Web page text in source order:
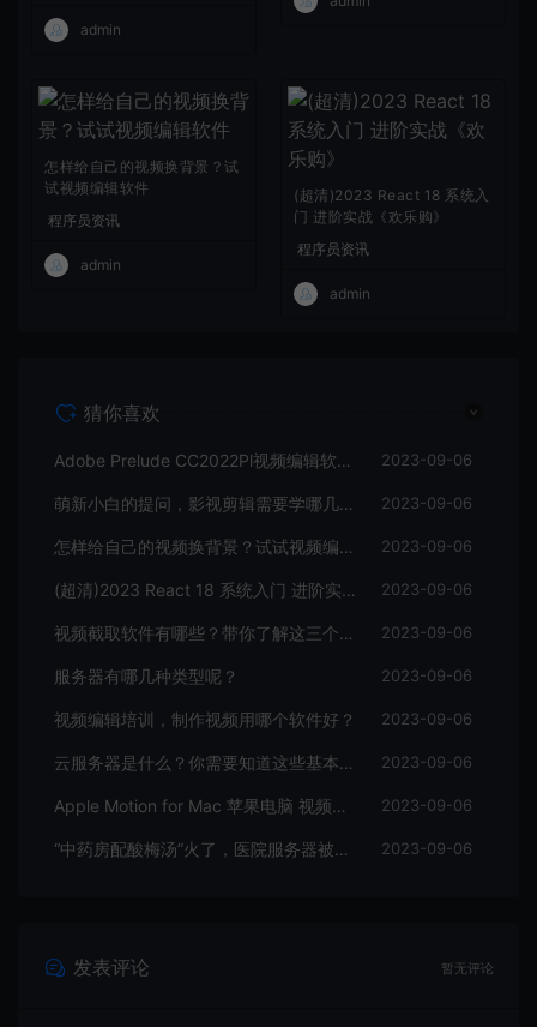
admin
怎样给自己的视频换背景？试
试视频编辑软件
程序员资讯
admin
(超清)2023 React 18 系统入
门 进阶实战《欢乐购》
程序员资讯
admin
猜你喜欢
Adobe Prelude CC2022Pl视频编辑软件中文直装版 2023-09-06
萌新小白的提问，影视剪辑需要学哪几个软件？ 2023-09-06
怎样给自己的视频换背景？试试视频编辑软件 2023-09-06
(超清)2023 React 18 系统入门 进阶实战《欢乐购》 2023-09-06
视频截取软件有哪些？带你了解这三个视频编辑软件 2023-09-06
服务器有哪几种类型呢？ 2023-09-06
视频编辑培训，制作视频用哪个软件好？ 2023-09-06
云服务器是什么？你需要知道这些基本知识 2023-09-06
Apple Motion for Mac 苹果电脑 视频编辑软件 2023-09-06
“中药房配酸梅汤”火了，医院服务器被挤爆，网友：更适合中国宝宝体质 2023-09-06
发表评论 暂无评论